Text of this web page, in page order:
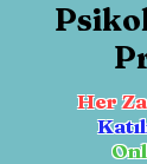
Her